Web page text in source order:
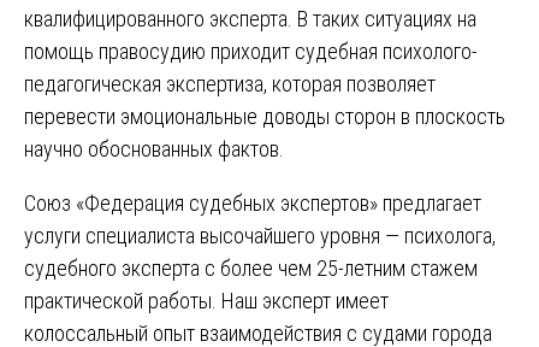
квалифицированного эксперта. В таких ситуациях на
помощь правосудию приходит судебная психолого-
педагогическая экспертиза, которая позволяет
перевести эмоциональные доводы сторон в плоскость
научно обоснованных фактов.
Союз «Федерация судебных экспертов» предлагает
услуги специалиста высочайшего уровня — психолога,
судебного эксперта с более чем 25-летним стажем
практической работы. Наш эксперт имеет
колоссальный опыт взаимодействия с судами города